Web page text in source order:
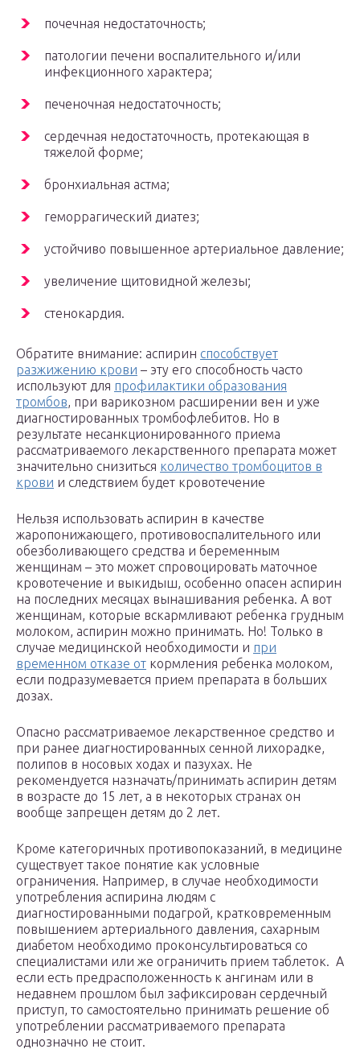
почечная недостаточность;
патологии печени воспалительного и/или
инфекционного характера;
печеночная недостаточность;
сердечная недостаточность, протекающая в
тяжелой форме;
бронхиальная астма;
геморрагический диатез;
устойчиво повышенное артериальное давление;
увеличение щитовидной железы;
стенокардия.
Обратите внимание: аспирин способствует
разжижению крови – эту его способность часто
используют для профилактики образования
тромбов, при варикозном расширении вен и уже
диагностированных тромбофлебитов. Но в
результате несанкционированного приема
рассматриваемого лекарственного препарата может
значительно снизиться количество тромбоцитов в
крови и следствием будет кровотечение
Нельзя использовать аспирин в качестве
жаропонижающего, противовоспалительного или
обезболивающего средства и беременным
женщинам – это может спровоцировать маточное
кровотечение и выкидыш, особенно опасен аспирин
на последних месяцах вынашивания ребенка. А вот
женщинам, которые вскармливают ребенка грудным
молоком, аспирин можно принимать. Но! Только в
случае медицинской необходимости и при
временном отказе от кормления ребенка молоком,
если подразумевается прием препарата в больших
дозах.
Опасно рассматриваемое лекарственное средство и
при ранее диагностированных сенной лихорадке,
полипов в носовых ходах и пазухах. Не
рекомендуется назначать/принимать аспирин детям
в возрасте до 15 лет, а в некоторых странах он
вообще запрещен детям до 2 лет.
Кроме категоричных противопоказаний, в медицине
существует такое понятие как условные
ограничения. Например, в случае необходимости
употребления аспирина людям с
диагностированными подагрой, кратковременным
повышением артериального давления, сахарным
диабетом необходимо проконсультироваться со
специалистами или же ограничить прием таблеток. А
если есть предрасположенность к ангинам или в
недавнем прошлом был зафиксирован сердечный
приступ, то самостоятельно принимать решение об
употреблении рассматриваемого препарата
однозначно не стоит.